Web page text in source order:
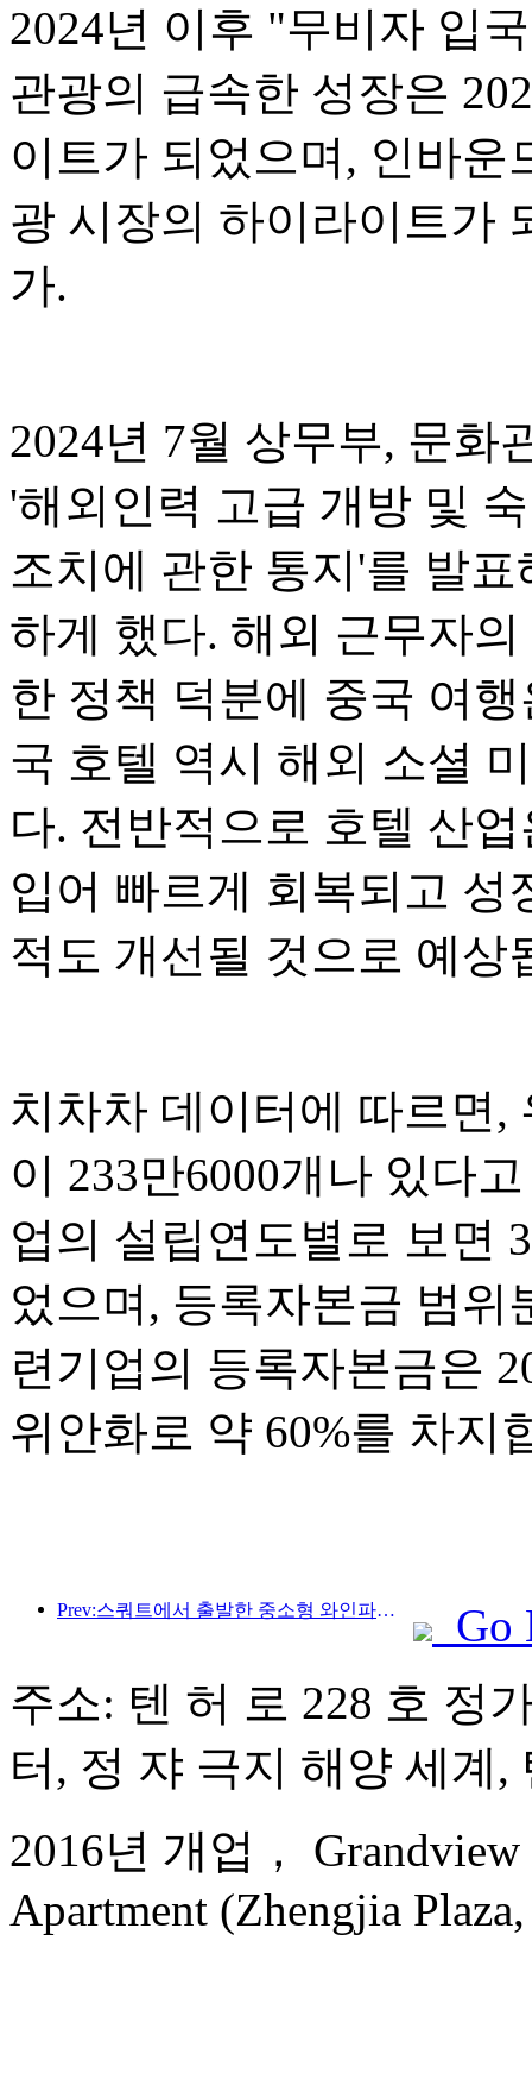
2024년 이후 "무비자 입
관광의 급속한 성장은
이트가 되었으며, 인바운
광 시장의 하이라이트가
가.
2024년 7월 상무부, 문화
'해외인력 고급 개방 및
조치에 관한 통지'를 발
하게 했다. 해외 근무자
한 정책 덕분에 중국 여
국 호텔 역시 해외 소셜
다. 전반적으로 호텔 산
입어 빠르게 회복되고 성
적도 개선될 것으로 예상
치차차 데이터에 따르면,
이 233만6000개나 있다
업의 설립연도별로 보면
었으며, 등록자본금 범
련기업의 등록자본금은
위안화로 약 60%를 차지
Prev:스쿼트에서 출발한 중소형 와인파이프가 에너지를 축적하는 새로운 여정을 시작합니다
Go
주소: 텐 허 로 228 호 정
터, 정 쟈 극지 해양 세계,
2016년 개업， Grandview
Apartment (Zhengjia